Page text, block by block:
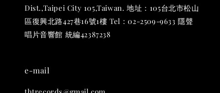
加入購物車
Dist.,Taipei City 105,Taiwan. 地址：105台北市松山
區復興北路427巷16號1樓 Tel：02-2509-9633 隱聲
唱片音響館 統編42387238
e-mail